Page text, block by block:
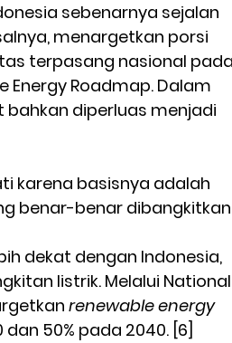
sebenarnya sejalan
menargetkan porsi
terpasang nasional pada
Energy Roadmap. Dalam
diperluas menjadi
karena basisnya adalah
benar-benar
dekat dengan Indonesia,
listrik. Melalui National
renewable energy
50% pada 2040. [6]